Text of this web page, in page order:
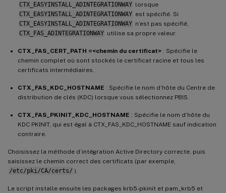
CTX_EASYINSTALL_ADINTEGRATIONWAY lorsque
CTX_EASYINSTALL_ADINTEGRATIONWAY est spécifié. Si
CTX_EASYINSTALL_ADINTEGRATIONWAY n’est pas spécifié,
CTX_FAS_ADINTEGRATIONWAY utilise sa propre valeur.
CTX_FAS_CERT_PATH =<chemin du certificat> : Spécifie le
chemin complet où sont stockés le certificat racine et tous les
certificats intermédiaires.
CTX_FAS_KDC_HOSTNAME : Spécifie le nom d’hôte du Centre de
distribution de clés (KDC) lorsque vous sélectionnez PBIS.
CTX_FAS_PKINIT_KDC_HOSTNAME : Spécifie le nom d’hôte du
KDC PKINIT, qui est égal à CTX_FAS_KDC_HOSTNAME sauf indication
contraire.
Choisissez la méthode d’intégration Active Directory correcte, puis
saisissez le chemin correct des certificats (par exemple,
/etc/pki/CA/certs/ ).
Le script installe ensuite les packages krb5-pkinit et pam_krb5 et